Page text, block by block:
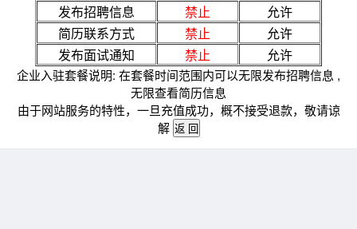
发布招聘信息
禁止
允许
简历联系方式
禁止
允许
发布面试通知
禁止 允许
企业入驻套餐说明: 在套餐时间范围内可以无限发布招聘信息 ,
无限查看简历信息
由于网站服务的特性，一旦充值成功，概不接受退款，敬请谅
解